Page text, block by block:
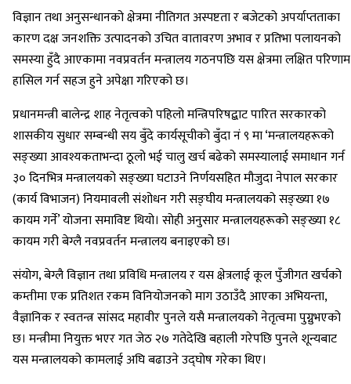
विज्ञान तथा अनुसन्धानको क्षेत्रमा नीतिगत अस्पष्टता र बजेटको अपर्याप्तताका
कारण दक्ष जनशक्ति उत्पादनको उचित वातावरण अभाव र प्रतिभा पलायनको
समस्या हुँदै आएकामा नवप्रवर्तन मन्त्रालय गठनपछि यस क्षेत्रमा लक्षित परिणाम
हासिल गर्न सहज हुने अपेक्षा गरिएको छ।
प्रधानमन्त्री बालेन्द्र शाह नेतृत्वको पहिलो मन्त्रिपरिषद्बाट पारित सरकारको
शासकीय सुधार सम्बन्धी सय बुँदे कार्यसूचीको बुँदा नं ९ मा ‘मन्त्रालयहरूको
सङ्ख्या आवश्यकताभन्दा ठूलो भई चालु खर्च बढेको समस्यालाई समाधान गर्न
३० दिनभित्र मन्त्रालयको सङ्ख्या घटाउने निर्णयसहित मौजुदा नेपाल सरकार
(कार्य विभाजन) नियमावली संशोधन गरी सङ्घीय मन्त्रालयको सङ्ख्या १७
कायम गर्ने’ योजना समाविष्ट थियो। सोही अनुसार मन्त्रालयहरूको सङ्ख्या १८
कायम गरी बेग्लै नवप्रवर्तन मन्त्रालय बनाइएको छ।
संयोग, बेग्लै विज्ञान तथा प्रविधि मन्त्रालय र यस क्षेत्रलाई कूल पुँजीगत खर्चको
कम्तीमा एक प्रतिशत रकम विनियोजनको माग उठाउँदै आएका अभियन्ता,
वैज्ञानिक र स्वतन्त्र सांसद महावीर पुनले यसै मन्त्रालयको नेतृत्वमा पुग्नुभएको
छ। मन्त्रीमा नियुक्त भएर गत जेठ २७ गतेदेखि बहाली गरेपछि पुनले शून्यबाट
यस मन्त्रालयको कामलाई अघि बढाउने उद्घोष गरेका थिए।